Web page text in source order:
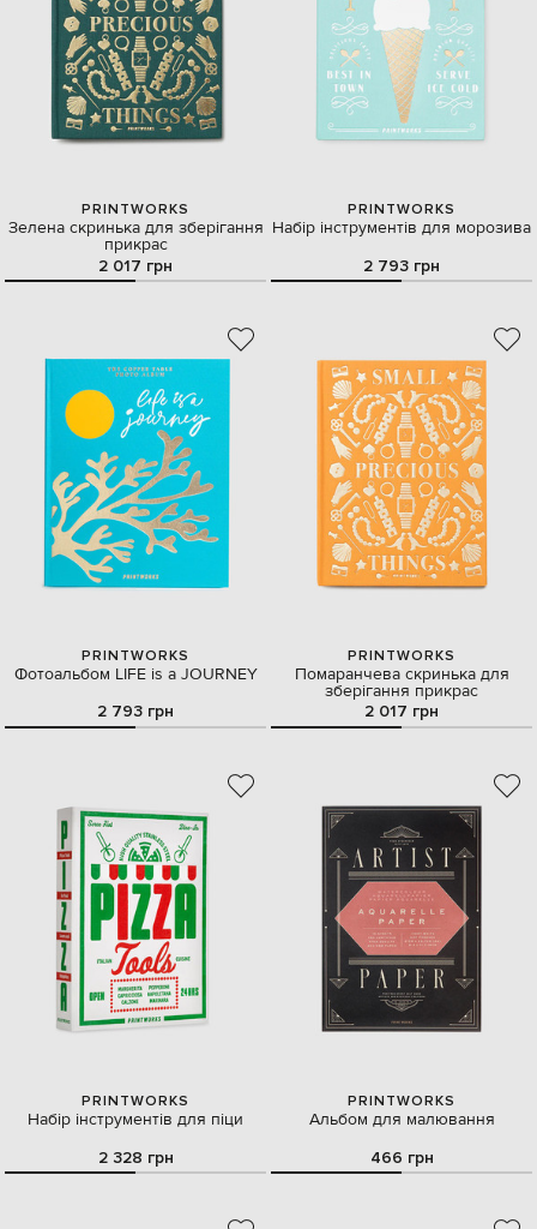
PRINTWORKS
Зелена скринька для зберігання
прикрас
2 017 грн
PRINTWORKS
Набір інструментів для морозива
2 793 грн
PRINTWORKS
Фотоальбом LIFE is a JOURNEY
2 793 грн
PRINTWORKS
Помаранчева скринька для
зберігання прикрас
2 017 грн
PRINTWORKS
Набір інструментів для піци
2 328 грн
PRINTWORKS
Альбом для малювання
466 грн